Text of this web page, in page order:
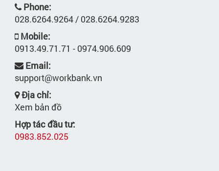
Phone:
028.6264.9264 / 028.6264.9283
Mobile:
0913.49.71.71 - 0974.906.609
Email:
support@workbank.vn
Địa chỉ:
Xem bản đồ
Hợp tác đầu tư:
0983.852.025